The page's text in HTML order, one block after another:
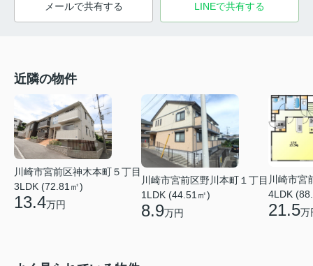
メールで共有する LINEで共有する
近隣の物件
川崎市宮前区神木本町５丁目
3LDK (72.81㎡)
13.4万円
川崎市宮前区野川本町１丁目
1LDK (44.51㎡)
8.9万円
川崎市宮
4LDK
21.5万